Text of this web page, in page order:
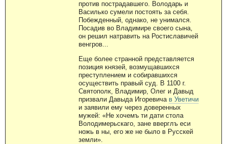
против пострадавшего. Володарь и
Василько сумели постоять за себя.
Побежденный, однако, не унимался.
Посадив во Владимире своего сына,
он решил натравить на Ростиславичей
венгров...
Еще более странной представляется
позиция князей, возмущавшихся
преступлением и собиравшихся
осуществить правый суд. В 1100 г.
Святополк, Владимир, Олег и Давыд
призвали Давыда Игоревича в Уветичи
и заявили ему через доверенных
мужей: «Не хочемъ ти дати стола
Володимерьскаго, зане вверглъ еси
ножь в ны, его же не было в Русскей
земли».